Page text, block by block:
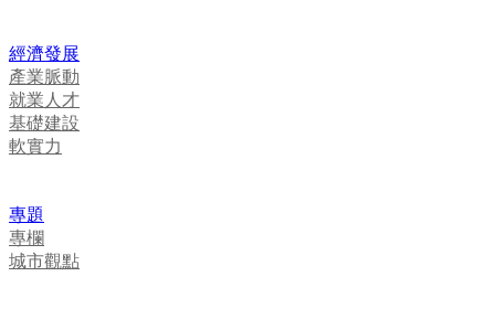
經濟發展
產業脈動
就業人才
基礎建設
軟實力
專題
專欄
城市觀點